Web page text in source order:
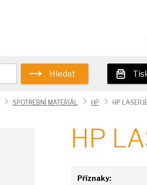
Hledat
SPOTŘEBNÍ MATERIÁL HP HP
HP
Příznaky: